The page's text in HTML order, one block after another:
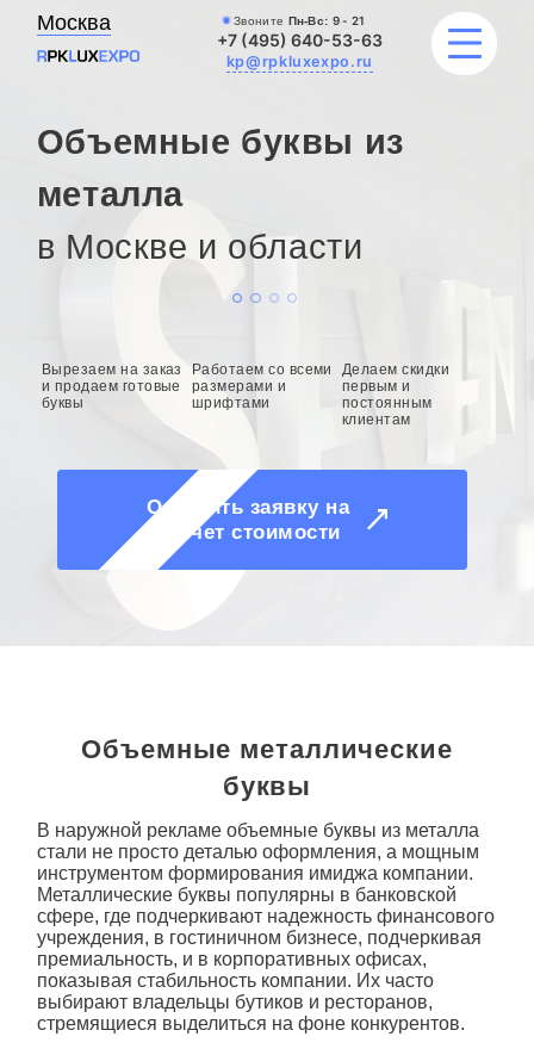
Москва Звоните Пн-Вс: 9 - 21
+7 (495) 640-53-63
kp@rpkluxexpo.ru
ВЫВЕСКИ
УСЛУГИ
КАТАЛОГ
НАШИ РАБОТЫ
БЛОГ
О КОМПАНИИ
Объемные буквы из
металла
в Москве и области
Вырезаем на заказ
и продаем готовые
буквы
Работаем со всеми
размерами и
шрифтами
Делаем скидки
первым и
постоянным
клиентам
Оставить заявку на
расчет стоимости
Объемные металлические
буквы
В наружной рекламе объемные буквы из металла
стали не просто деталью оформления, а мощным
инструментом формирования имиджа компании.
Металлические буквы популярны в банковской
сфере, где подчеркивают надежность финансового
учреждения, в гостиничном бизнесе, подчеркивая
премиальность, и в корпоративных офисах,
показывая стабильность компании. Их часто
выбирают владельцы бутиков и ресторанов,
стремящиеся выделиться на фоне конкурентов.